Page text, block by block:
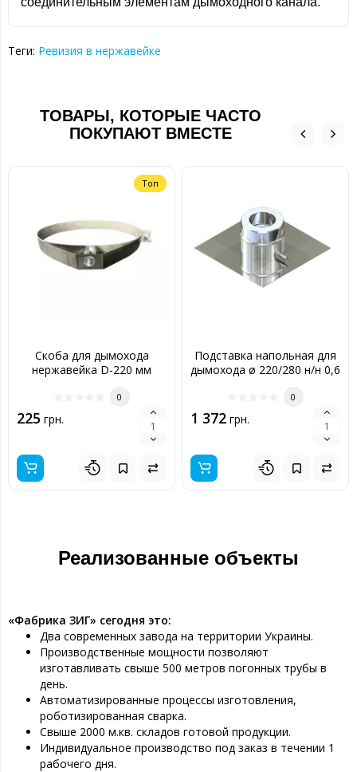
Теги: Ревизия в нержавейке
ТОВАРЫ, КОТОРЫЕ ЧАСТО
ПОКУПАЮТ ВМЕСТЕ
Топ
Скоба для дымохода
нержавейка D-220 мм
0
225 грн.
Подставка напольная для
дымохода ø 220/280 н/н 0,6
0
1 372 грн.
Реализованные объекты
«Фабрика ЗИГ» сегодня это:
Два современных завода на территории Украины.
Производственные мощности позволяют
изготавливать свыше 500 метров погонных трубы в
день.
Автоматизированные процессы изготовления,
роботизированная сварка.
Свыше 2000 м.кв. складов готовой продукции.
Индивидуальное производство под заказ в течении 1
рабочего дня.